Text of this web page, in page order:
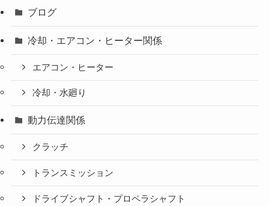
ブログ
冷却・エアコン・ヒーター関係
エアコン・ヒーター
冷却・水廻り
動力伝達関係
クラッチ
トランスミッション
ドライブシャフト・プロペラシャフト